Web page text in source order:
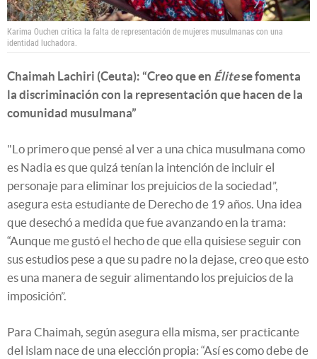
Karima Ouchen critica la falta de representación de mujeres musulmanas con una
identidad luchadora.
Chaimah Lachiri (Ceuta): “Creo que en Élitese fomenta
la discriminación con la representación que hacen de la
comunidad musulmana”
"Lo primero que pensé al ver a una chica musulmana como
es Nadia es que quizá tenían la intención de incluir el
personaje para eliminar los prejuicios de la sociedad”,
asegura esta estudiante de Derecho de 19 años. Una idea
que desechó a medida que fue avanzando en la trama:
“Aunque me gustó el hecho de que ella quisiese seguir con
sus estudios pese a que su padre no la dejase, creo que esto
es una manera de seguir alimentando los prejuicios de la
imposición”.
Para Chaimah, según asegura ella misma, ser practicante
del islam nace de una elección propia: “Así es como debe de